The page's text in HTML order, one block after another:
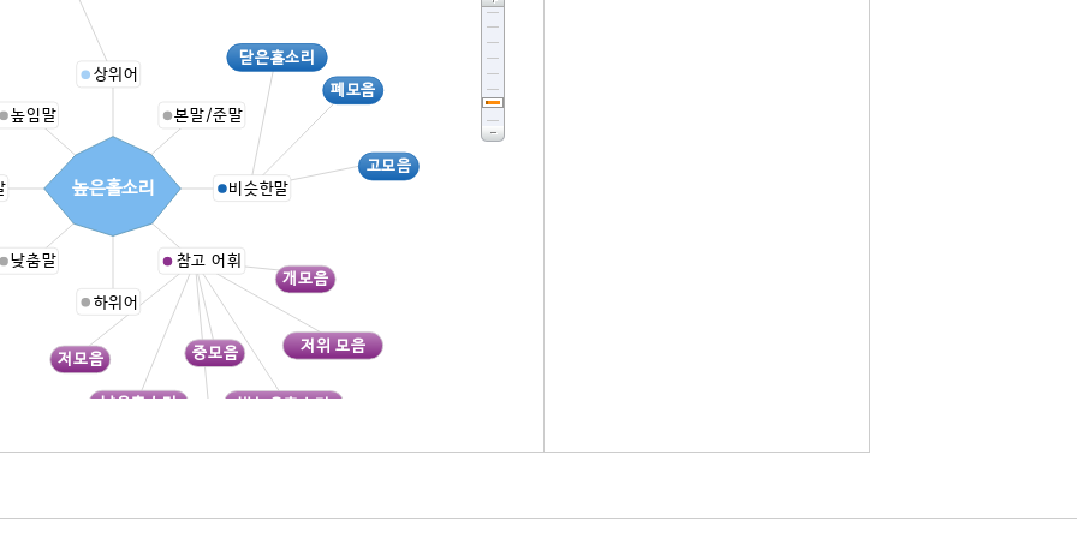
상위어
본말/준말
고모음
닫은홀소리
폐모음
비슷한말
개모음
낮은홀소리 반높은홀소리
저모음
저위 모음
중모음
참고 어휘
하위어
낮춤말
높임말
높은홀소리